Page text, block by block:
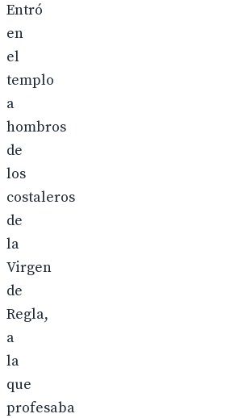
Entró
en
el
templo
a
hombros
de
los
costaleros
de
la
Virgen
de
Regla,
a
la
que
profesaba